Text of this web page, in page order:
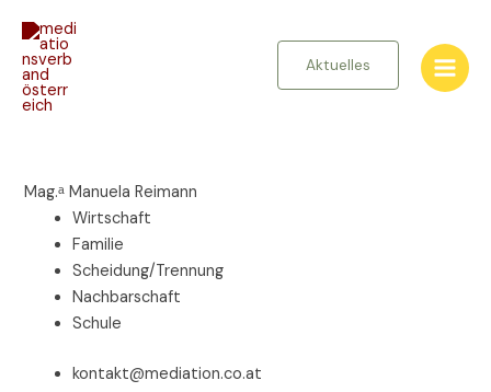
Inhalt
springen
Aktuelles
Mag.ᵃ Manuela Reimann
Wirtschaft
Familie
Scheidung/Trennung
Nachbarschaft
Schule
kontakt@mediation.co.at